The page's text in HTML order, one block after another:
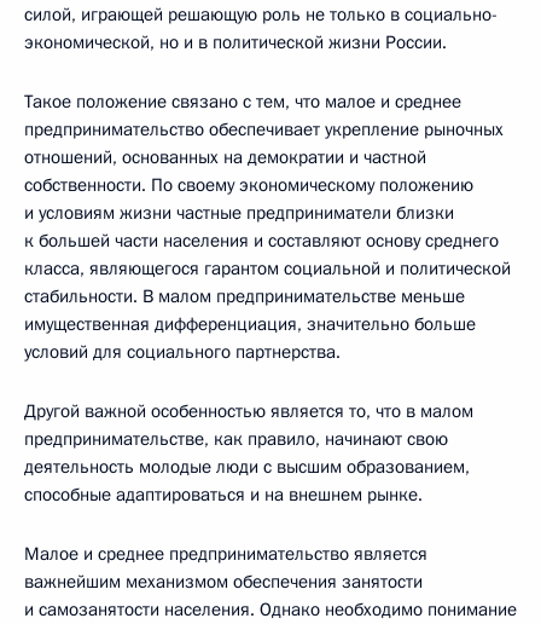
силой, играющей решающую роль не только в социально-
экономической, но и в политической жизни России.
Такое положение связано с тем, что малое и среднее
предпринимательство обеспечивает укрепление рыночных
отношений, основанных на демократии и частной
собственности. По своему экономическому положению
и условиям жизни частные предприниматели близки
к большей части населения и составляют основу среднего
класса, являющегося гарантом социальной и политической
стабильности. В малом предпринимательстве меньше
имущественная дифференциация, значительно больше
условий для социального партнерства.
Другой важной особенностью является то, что в малом
предпринимательстве, как правило, начинают свою
деятельность молодые люди с высшим образованием,
способные адаптироваться и на внешнем рынке.
Малое и среднее предпринимательство является
важнейшим механизмом обеспечения занятости
и самозанятости населения. Однако необходимо понимание